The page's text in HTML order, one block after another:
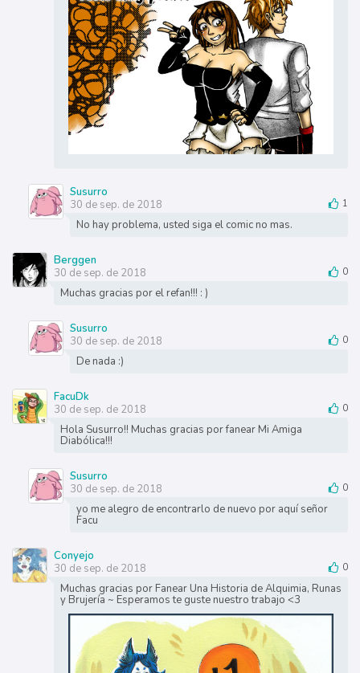
Susurro
30 de sep. de 2018
1
No hay problema, usted siga el comic no mas.
Berggen
30 de sep. de 2018
0
Muchas gracias por el refan!!! : )
Susurro
30 de sep. de 2018
0
De nada :)
FacuDk
30 de sep. de 2018
0
Hola Susurro!! Muchas gracias por fanear Mi Amiga
Diabólica!!!
Susurro
30 de sep. de 2018
0
yo me alegro de encontrarlo de nuevo por aquí señor
Facu
Conyejo
30 de sep. de 2018
0
Muchas gracias por Fanear Una Historia de Alquimia, Runas
y Brujería ~ Esperamos te guste nuestro trabajo <3